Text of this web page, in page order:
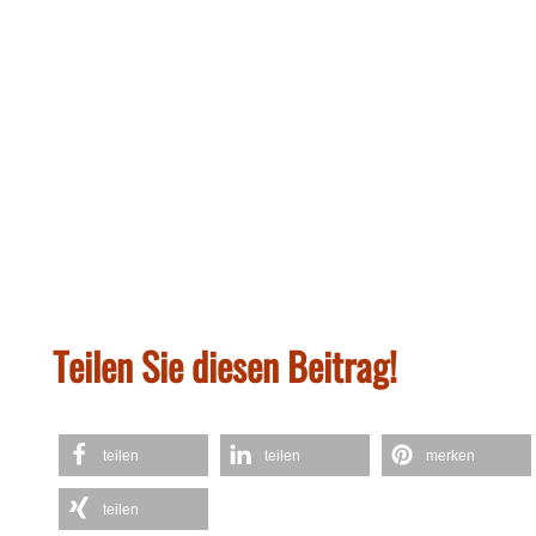
Teilen Sie diesen Beitrag!
teilen teilen merken
teilen